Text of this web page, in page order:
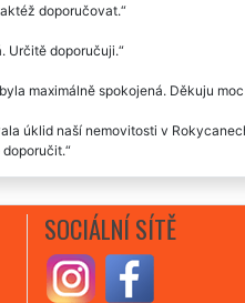
doporučovat.
Určitě doporučuji.
maximálně spokojená. Děkuju
úklid naší nemovitosti v
SOCIÁLNÍ SÍTĚ